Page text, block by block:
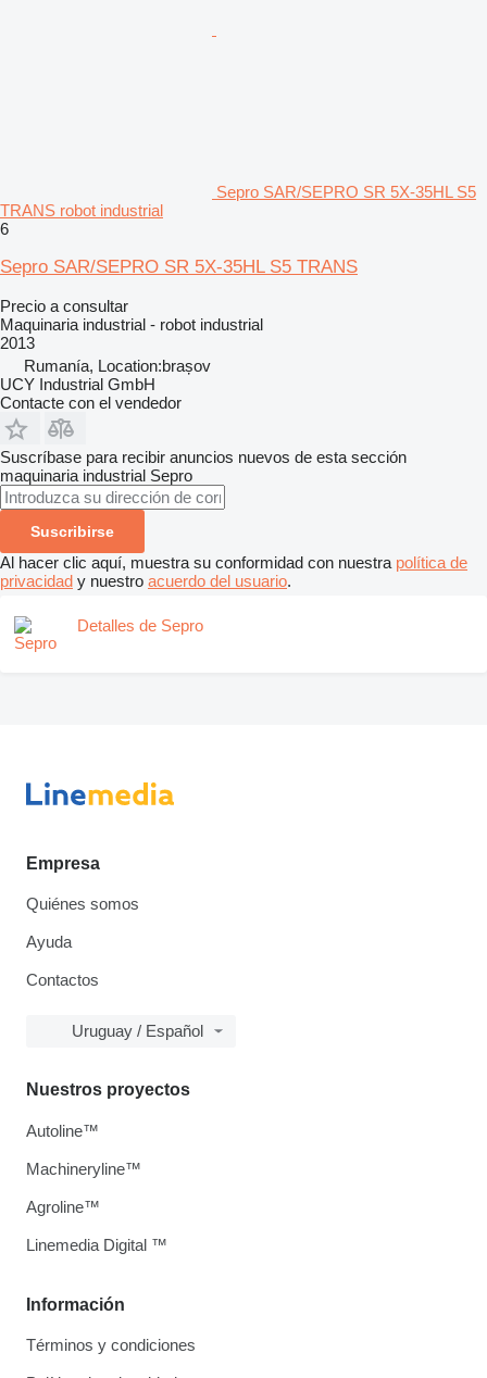
Sepro SAR/SEPRO SR 5X-35HL S5
TRANS robot industrial
6
Sepro SAR/SEPRO SR 5X-35HL S5 TRANS
Precio a consultar
Maquinaria industrial - robot industrial
2013
Rumanía, Location:brașov
UCY Industrial GmbH
Contacte con el vendedor
Suscríbase para recibir anuncios nuevos de esta sección
maquinaria industrial Sepro
Suscribirse
Al hacer clic aquí, muestra su conformidad con nuestra política de
privacidad y nuestro acuerdo del usuario.
Detalles de Sepro
Empresa
Quiénes somos
Ayuda
Contactos
Uruguay / Español
Información
Términos y condiciones
Nuestros proyectos
Autoline™
Machineryline™
Agroline™
Linemedia Digital ™